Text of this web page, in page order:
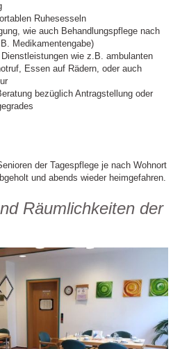
Ruhesesseln
wie auch Behandlungspflege nach
Medikamentengabe)
wie z.B. ambulanten
Essen auf Rädern, oder auch
bezüglich Antragstellung oder
der Tagespflege je nach Wohnort
und abends wieder heimgefahren.
Räumlichkeiten der